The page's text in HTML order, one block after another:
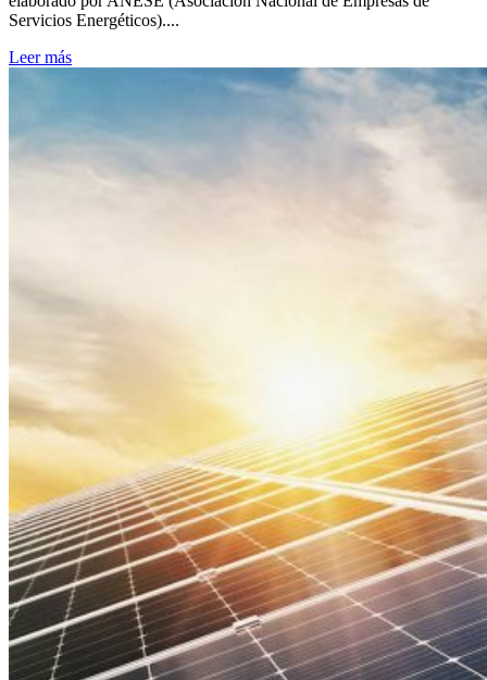
Servicios Energéticos)....
Leer más